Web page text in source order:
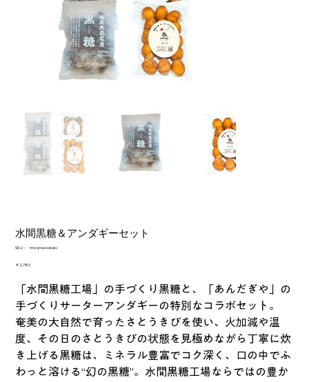
水間黒糖＆アンダギーセット
SKU：
SKU：
kokuto
mizuma-kokuto
価
￥2,780
「水間黒糖工場」の手づくり黒糖と、「あんだぎや」の
手づくりサーターアンダギーの特別なコラボセット。
奄美の大自然で育ったさとうきびを使い、火加減や温
度、その日のさとうきびの状態を見極めながら丁寧に炊
き上げる黒糖は、ミネラル豊富でコク深く、口の中でふ
わっと溶ける“幻の黒糖”。水間黒糖工場ならではの豊か